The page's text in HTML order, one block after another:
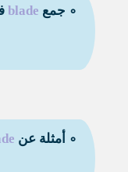
∘ جمع blade
∘ أمثلة عن